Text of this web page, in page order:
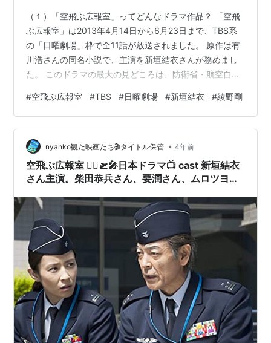
（１）「空飛ぶ広報室」ってどんなドラマ作品？ 「空飛
ぶ広報室」は2013年4月14日から6月23日まで、TBS系
の「日曜劇場」枠で全11話が放送されました。 原作は有
川浩さんの同名小説で、主演を新垣結衣さんが務めまし
た。 このドラマの最大の見どころは、防衛省・航空自衛
隊の“広報室”を舞台に描かれる点です。その取材や調整の
裏側だけでなく、組織と個人の狭間で葛藤しながらも成
長する登場人物たちに自然と引き込まれていきます。
（２）「空飛ぶ広報室」の簡単なあらすじ テレビ局の生
活情報番組ディレクター、稲葉リカ（新垣結衣さん）
は、かつて報道局で熱意から来…
#空飛ぶ広報室 #TBS #日曜劇場 #新垣結衣 #綾野剛
nyanko観た映画たち🎬️タイトル保管 • 4年前
空飛ぶ広報室 👨‍✈️🛫🎤日本ドラマ📺 cast 新垣結衣
さん主演。柴田恭兵さん、要潤さん、ムロツヨシ